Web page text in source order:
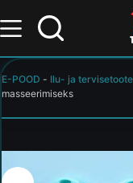
E-POOD - Ilu- ja
masseerimiseks